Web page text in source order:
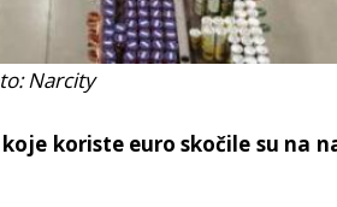
Narcity
koriste euro skočile su na